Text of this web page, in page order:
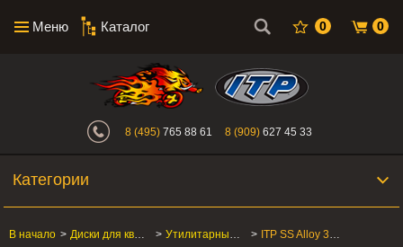
Меню Каталог 0 0
Интернет-магазин "Поросенок".
8 (495) 765 88 61 8 (909) 627 45 33
Категории
В начало > Диски для квадроцикла > Утилитарные ATV/SxS > ITP SS Alloy 316